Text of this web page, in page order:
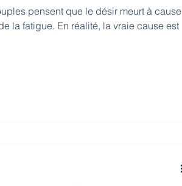
pensent que le désir meurt à cause
la fatigue. En réalité, la vraie cause est